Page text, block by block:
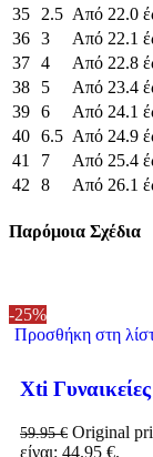
35
2.5 Από 22.0
36 3
Από 22.1
37 4
Από 22.8
38
5
Από 23.4
39 6
Από 24.1
40 6.5 Από 24.9
41
7
Από 25.4
42
8 Από 26.1
Παρόμοια Σχέδια
-25%
Προσθήκη στη
Xti
59.95€ Original
είναι: 44.95 €.